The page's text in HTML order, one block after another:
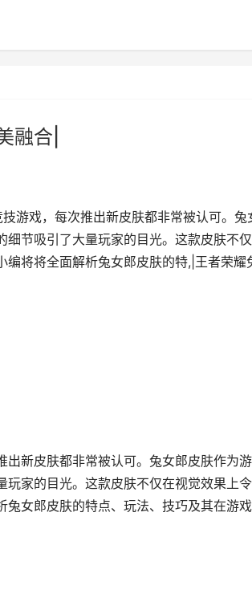
融合|
游戏，每次推出新皮肤都非常被认可。兔
节吸引了大量玩家的目光。这款皮肤不
将将全面解析兔女郎皮肤的特,|王者荣耀
新皮肤都非常被认可。兔女郎皮肤作为
家的目光。这款皮肤不仅在视觉效果上
女郎皮肤的特点、玩法、技巧及其在游